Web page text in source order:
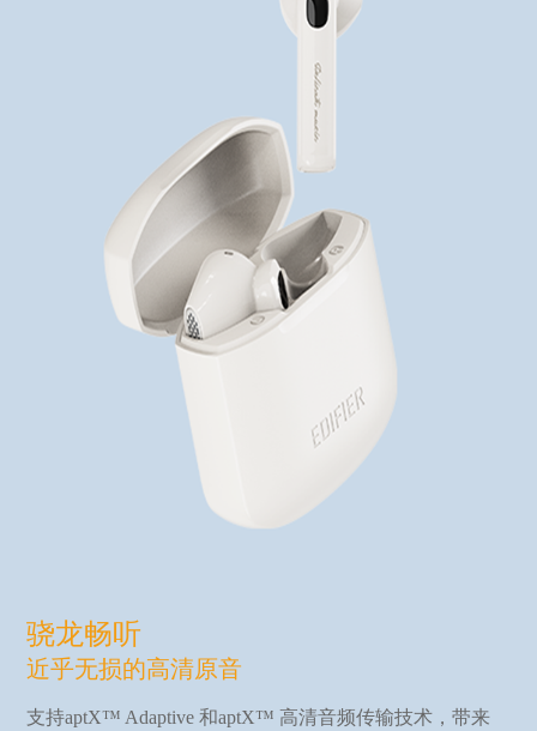
骁龙畅听
近乎无损的高清原音
支持aptX™ Adaptive 和aptX™ 高清音频传输技术，带来